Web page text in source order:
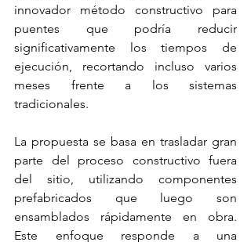
innovador método constructivo para
puentes que podría reducir
significativamente los tiempos de
ejecución, recortando incluso varios
meses frente a los sistemas
tradicionales.
La propuesta se basa en trasladar gran
parte del proceso constructivo fuera
del sitio, utilizando componentes
prefabricados que luego son
ensamblados rápidamente en obra.
Este enfoque responde a una